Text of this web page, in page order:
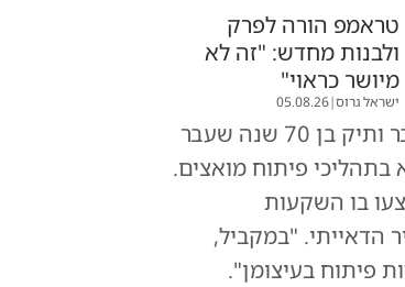
טראמפ הורה לפרק
ולבנות מחדש: "זה לא
מיושר כראוי"
ישראל גרוס|
05.08.26
המסדרון כולל שני מעברי גבול מרכזיים: מירג'אווה, מעבר ותיק בן 70 שנה שעבר
פיתוח מואצים.
בו השקעות
הדאייתי. "במקביל,
פיתוח בעיצומן".